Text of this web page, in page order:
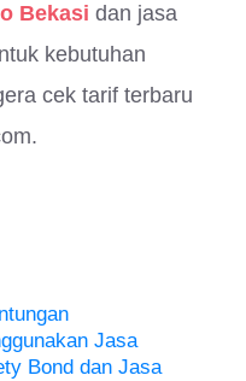
Bekasi dan jasa
kebutuhan
cek tarif terbaru
Jasa
Bond dan Jasa